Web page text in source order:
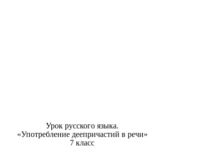
Урок русского языка.
«Употребление деепричастий в речи»
7 класс